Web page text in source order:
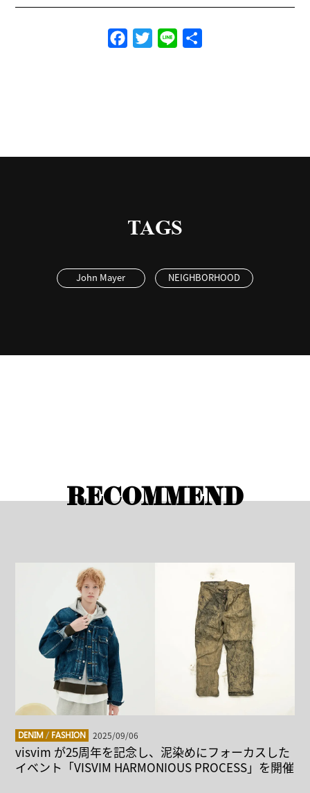
FacebookTwitterLine
TAGS
John Mayer NEIGHBORHOOD
RECOMMEND
DENIM / FASHION 2025/09/06
visvim が25周年を記念し、泥染めにフォーカスした
イベント「VISVIM HARMONIOUS PROCESS」を開催